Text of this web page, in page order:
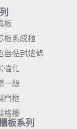
板
板系統櫃
自黏封邊條
強化
一級
門框
格柵
板系列